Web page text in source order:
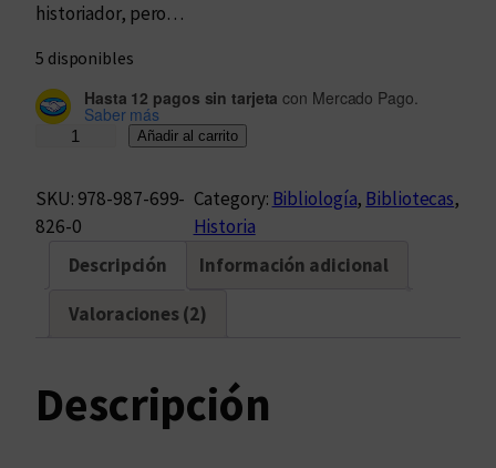
historiador, pero…
5 disponibles
Hasta 12 pagos sin tarjeta con Mercado Pago.
Saber más
a
b
o
Añadir al carrito
SKU: 978-987-699-
826-0
Category: Bibliología, Bibliotecas
Historia
Descripción
Información adicional
Valoraciones (2)
Descripción